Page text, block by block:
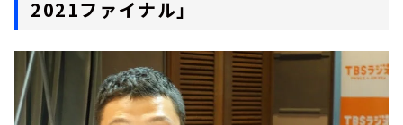
2021ファイナル」